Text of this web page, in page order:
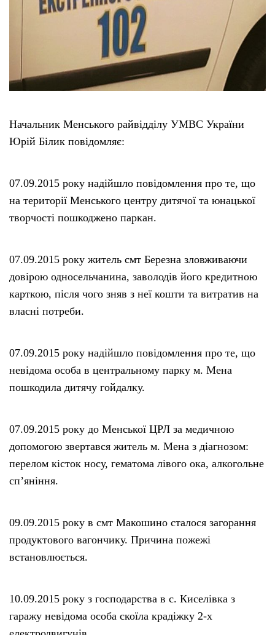
Начальник Менського райвідділу УМВС України
Юрій Білик повідомляє:
07.09.2015 року надійшло повідомлення про те, що
на території Менського центру дитячої та юнацької
творчості пошкоджено паркан.
07.09.2015 року житель смт Березна зловживаючи
довірою односельчанина, заволодів його кредитною
карткою, після чого зняв з неї кошти та витратив на
власні потреби.
07.09.2015 року надійшло повідомлення про те, що
невідома особа в центральному парку м. Мена
пошкодила дитячу гойдалку.
07.09.2015 року до Менської ЦРЛ за медичною
допомогою звертався житель м. Мена з діагнозом:
перелом кісток носу, гематома лівого ока, алкогольне
сп’яніння.
09.09.2015 року в смт Макошино сталося загорання
продуктового вагончику. Причина пожежі
встановлюється.
10.09.2015 року з господарства в с. Киселівка з
гаражу невідома особа скоїла крадіжку 2-х